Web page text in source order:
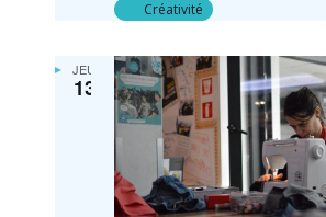
Créativité
JEU
13